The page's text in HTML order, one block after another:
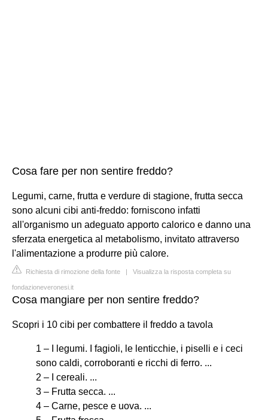
Cosa fare per non sentire freddo?
Legumi, carne, frutta e verdure di stagione, frutta secca
sono alcuni cibi anti-freddo: forniscono infatti
all'organismo un adeguato apporto calorico e danno una
sferzata energetica al metabolismo, invitato attraverso
l'alimentazione a produrre più calore.
Richiesta di rimozione della fonte | Visualizza la risposta completa su
fondazioneveronesi.it
Cosa mangiare per non sentire freddo?
Scopri i 10 cibi per combattere il freddo a tavola
1 – I legumi. I fagioli, le lenticchie, i piselli e i ceci
sono caldi, corroboranti e ricchi di ferro. ...
2 – I cereali. ...
3 – Frutta secca. ...
4 – Carne, pesce e uova. ...